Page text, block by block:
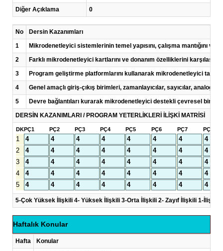
Diğer Açıklama
0
No
Dersin Kazanımları
1
Mikrodenetleyici sistemlerinin temel yapısını, çalışma mantığını ve
2
Farklı mikrodenetleyici kartlarını ve donanım özelliklerini
3
Program geliştirme platformlarını kullanarak mikrodenetleyici
4
Genel amaçlı giriş-çıkış birimleri, zamanlayıcılar, sayıcılar,
5
Devre bağlantıları kurarak mikrodenetleyici destekli çevresel birim
DERSİN KAZANIMLARI / PROGRAM YETERLİKLERİ İLİŞKİ MATRİSİ
DKPÇ1 PÇ2 PÇ3 PÇ4 PÇ5 PÇ6 PÇ7 PÇ8
1
2
3
4
5
5-Çok Yüksek İlişkili 4- Yüksek İlişkili 3-Orta İlişkili 2- Zayıf İlişkili 1-
Haftalık Konular
Hafta
Konular